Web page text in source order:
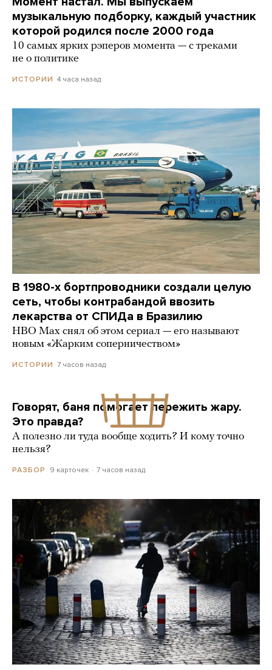
музыкальную подборку, каждый участник
которой родился после 2000 года
10 самых ярких рэперов момента — с треками
не о политике
ИСТОРИИ 4 часа назад
В 1980-х бортпроводники создали целую
сеть, чтобы контрабандой ввозить
лекарства от СПИДа в Бразилию
HBO Max снял об этом сериал — его называют
новым «Жарким соперничеством»
ИСТОРИИ 7 часов назад
Говорят, баня помогает пережить жару.
Это правда?
А полезно ли туда вообще ходить? И кому точно
нельзя?
РАЗБОР 9 карточек 7 часов назад